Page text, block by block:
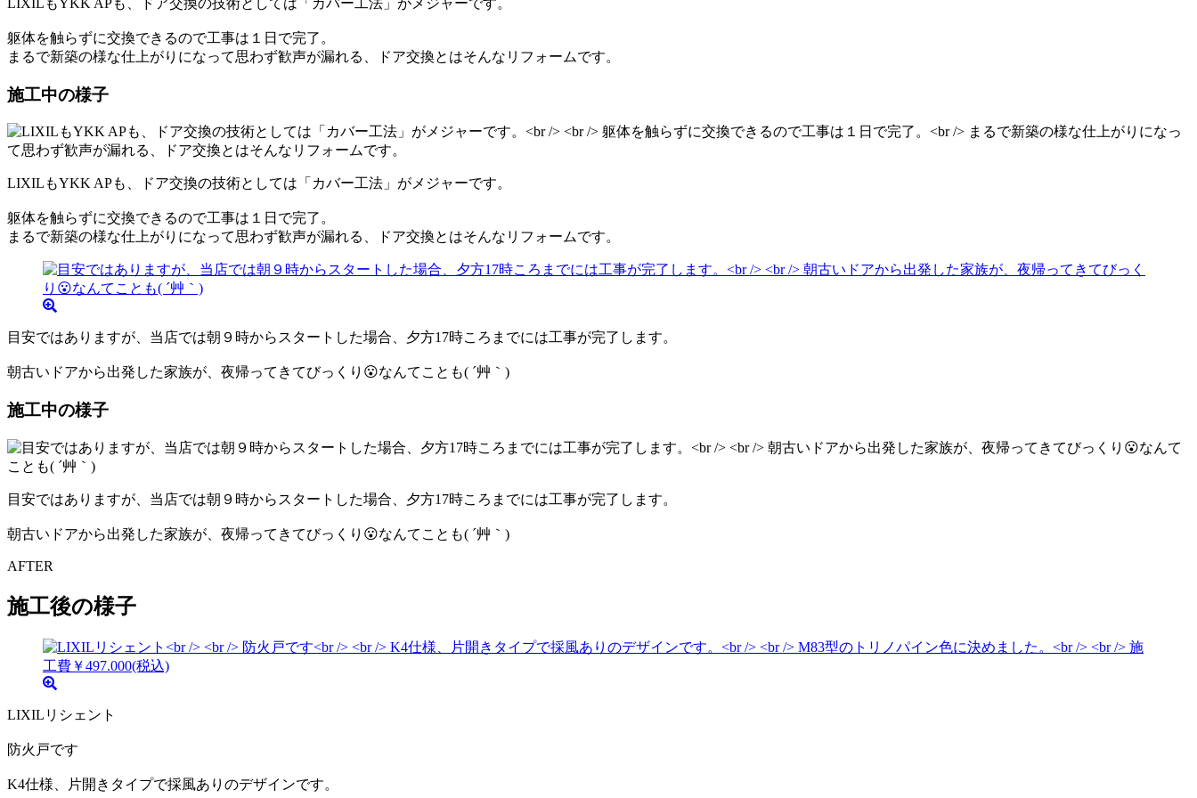
LIXILもYKK APも、ドア交換の技術としては「カバー工法」がメジャーです。
躯体を触らずに交換できるので工事は１日で完了。
まるで新築の様な仕上がりになって思わず歓声が漏れる、ドア交換とはそんなリフォームです。
施工中の様子
LIXILもYKK APも、ドア交換の技術としては「カバー工法」がメジャーです。
躯体を触らずに交換できるので工事は１日で完了。
まるで新築の様な仕上がりになって思わず歓声が漏れる、ドア交換とはそんなリフォームです。
目安ではありますが、当店では朝９時からスタートした場合、夕方17時ころまでには工事が完了します。
朝古いドアから出発した家族が、夜帰ってきてびっくり😮なんてことも( ´艸｀)
施工中の様子
目安ではありますが、当店では朝９時からスタートした場合、夕方17時ころまでには工事が完了します。
朝古いドアから出発した家族が、夜帰ってきてびっくり😮なんてことも( ´艸｀)
AFTER
施工後の様子
LIXILリシェント
防火戸です
K4仕様、片開きタイプで採風ありのデザインです。